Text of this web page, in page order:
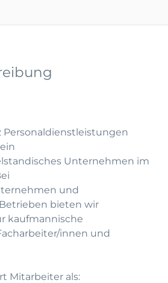
Personaldienstleistungen
Unternehmen im
und
bieten wir
kaufmannische
innen und
Mitarbeiter als: